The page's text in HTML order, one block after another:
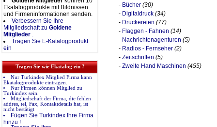
Ekatalogprodukte mit Bildnissen
und Firmeninformationen senden.
Verbessern Sie Ihre
Mitgliedschaft zu Goldene
Mitglieder .
Tragen Sie E-Katalogprodukt
ein
Tragen Sie wie Ekatalog ein ?
Nur Turkindex Mitglied Firma kann
Ekatalogprodukte eintragen.
Nur Firmen können Mitglied zu
Turkindex sein.
Mitgliedschaft der Firma, die fehlen
addres, tel, Fax, Kontaktdetails hat, ist
nicht bestätigt
Fügen Sie Turkindex Ihre Firma
hinzu !
-Bücher (30)
-Digitaldruck (34)
-Druckereien (77)
-Flaggen - Fahnen (14)
-Nachrichtenagenturen (5)
-Radios - Fernseher (2)
-Zeitschriften (5)
-Zweite Hand Maschinen (455)